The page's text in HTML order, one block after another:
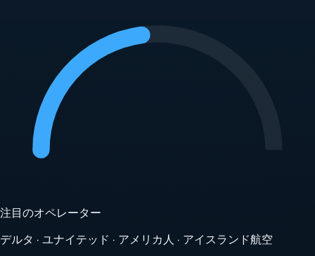
注目のオペレーター
デルタ · ユナイテッド · アメリカ人 · アイスランド航空